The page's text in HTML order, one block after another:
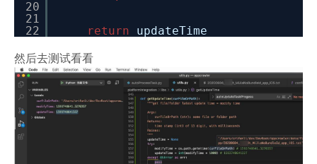
20
21
22
return updateTime
然后去测试看看